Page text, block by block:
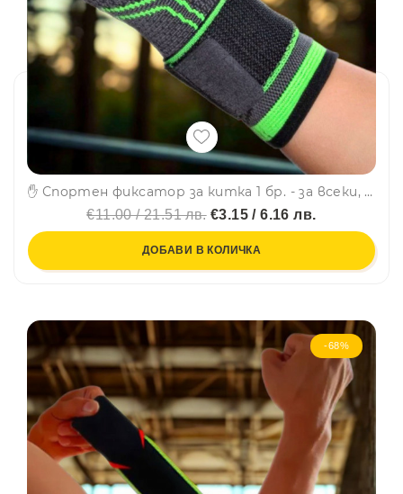
✋ Спортен фиксатор за китка 1 бр. - за всеки, който тренира или дълго работи на компютър - 1бр.- LT-2022
€11.00 / 21.51 лв.€3.15 / 6.16 лв.
ДОБАВИ В КОЛИЧКА
-68%